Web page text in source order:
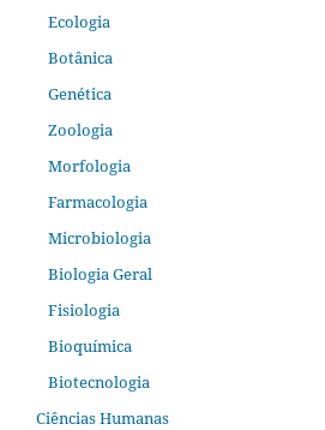
Ecologia
Botânica
Genética
Zoologia
Morfologia
Farmacologia
Microbiologia
Biologia Geral
Fisiologia
Bioquímica
Biotecnologia
Ciências Humanas